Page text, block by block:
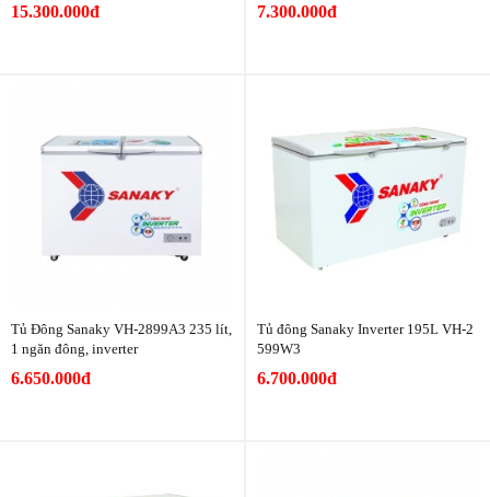
15.300.000đ 7.300.000đ
Tủ Đông Sanaky VH-2899A3 235 lít,
1 ngăn đông, inverter
6.650.000đ
Tủ đông Sanaky Inverter 195L VH-­2
599W3
6.700.000đ